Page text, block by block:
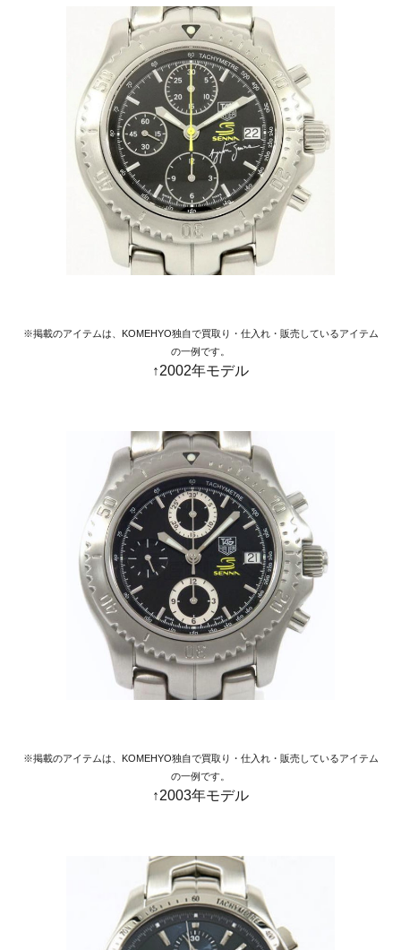
※掲載のアイテムは、KOMEHYO独自で買取り・仕入れ・販売しているアイテム
の一例です。
↑2002年モデル
※掲載のアイテムは、KOMEHYO独自で買取り・仕入れ・販売しているアイテム
の一例です。
↑2003年モデル